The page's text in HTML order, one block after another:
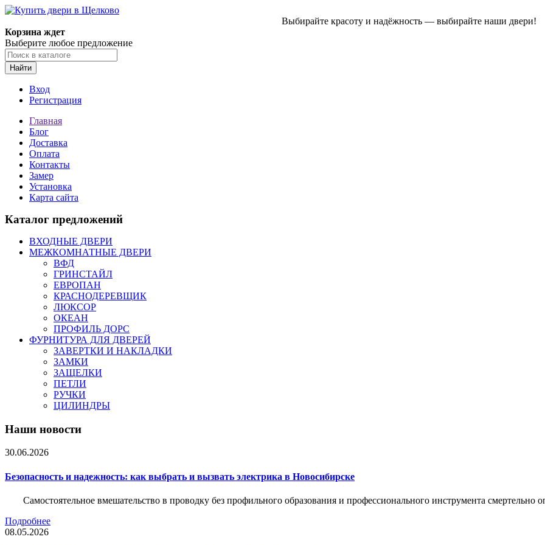
Выбирайте красоту и надёжность — выбирайте наши двери!
Корзина ждет
Выберите любое предложение
Найти
Вход
Регистрация
Главная
Блог
Доставка
Оплата
Контакты
Замер
Установка
Карта сайта
Каталог предложений
ВХОДНЫЕ ДВЕРИ
МЕЖКОМНАТНЫЕ ДВЕРИ
ВФД
ГРИНСТАЙЛ
ЕВРОПАН
КРАСНОДЕРЕВЩИК
ЛЮКСОР
ОКЕАН
ПРОФИЛЬ ДОРС
ФУРНИТУРА ДЛЯ ДВЕРЕЙ
ЗАВЕРТКИ И НАКЛАДКИ
ЗАМКИ
ЗАЩЕЛКИ
ПЕТЛИ
РУЧКИ
ЦИЛИНДРЫ
Наши новости
30.06.2026
Безопасность и надежность: как выбрать и вызвать электрика в Новосибирске
Самостоятельное вмешательство в проводку без профильного образования и профессионального инструмента смертельно
Подробнее
08.05.2026